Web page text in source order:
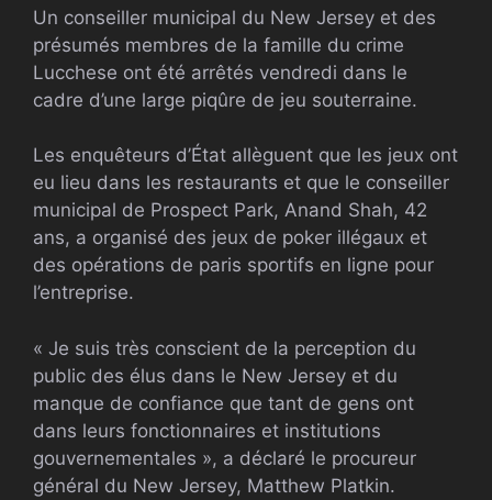
Un conseiller municipal du New Jersey et des
présumés membres de la famille du crime
Lucchese ont été arrêtés vendredi dans le
cadre d’une large piqûre de jeu souterraine.
Les enquêteurs d’État allèguent que les jeux ont
eu lieu dans les restaurants et que le conseiller
municipal de Prospect Park, Anand Shah, 42
ans, a organisé des jeux de poker illégaux et
des opérations de paris sportifs en ligne pour
l’entreprise.
« Je suis très conscient de la perception du
public des élus dans le New Jersey et du
manque de confiance que tant de gens ont
dans leurs fonctionnaires et institutions
gouvernementales », a déclaré le procureur
général du New Jersey, Matthew Platkin.